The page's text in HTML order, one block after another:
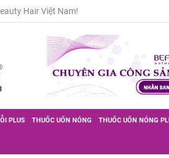
Hair Việt Nam!
PLUS THUỐC UỐN NÓNG THUỐC UỐN NÓNG